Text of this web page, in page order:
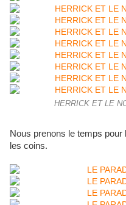
HERRICK ET LE
Nous prenons le temps
les coins.